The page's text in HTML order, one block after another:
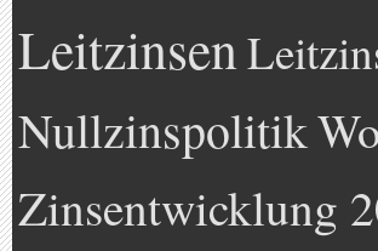
Leitzinsen
Nullzinspolitik
Zinsentwicklung